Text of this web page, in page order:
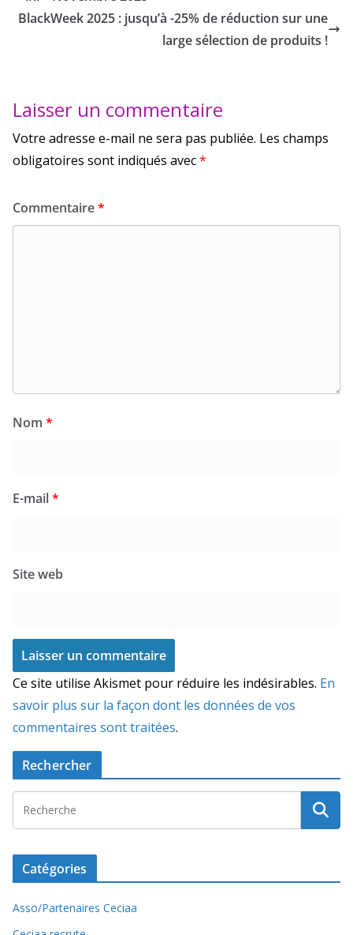
BlackWeek 2025 : jusqu’à -25% de réduction sur une
large sélection de produits !
Laisser un commentaire
Votre adresse e-mail ne sera pas publiée. Les champs
obligatoires sont indiqués avec*
Commentaire*
Nom *
E-mail*
Site web
Ce site utilise Akismet pour réduire les indésirables. En
savoir plus sur la façon dont les données de vos
commentaires sont traitées.
Rechercher
Catégories
Asso/Partenaires Ceciaa